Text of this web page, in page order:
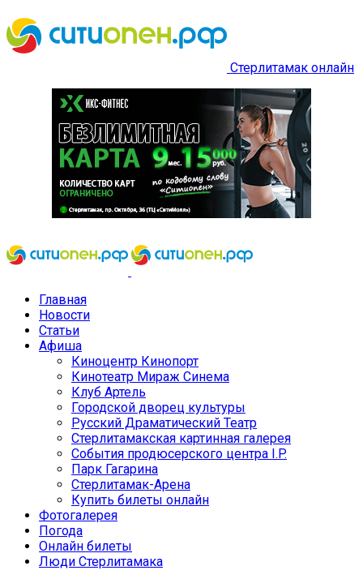
Стерлитамак онлайн
Главная
Новости
Статьи
Афиша
Киноцентр Кинопорт
Кинотеатр Мираж Синема
Клуб Артель
Городской дворец культуры
Русский Драматический Театр
Стерлитамакская картинная галерея
События продюсерского центра I.P.
Парк Гагарина
Стерлитамак-Арена
Купить билеты онлайн
Фотогалерея
Погода
Онлайн билеты
Люди Стерлитамака